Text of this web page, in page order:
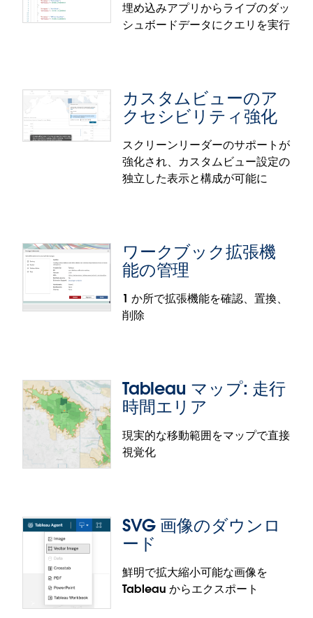
セマンティック検索 (パイロット版)
かりやすい言葉とビジネスコンセプトを使って適切
なダッシュボードやデータソース、ワークブックが
検索できます。この直感的な検索機能で既存のアセ
ットが見つけやすくなり、重複を防げるようになり
埋め込みアプリからライブのダッ
シュボードデータにクエリを実行
VizQL データサービス: ライブダッシ
ュボードクエリ
スの新しいライブダッシュボードクエリ機能で、埋
め込みアプリケーションから直接、Tableau ワーク
ブックのデータソース (埋め込みデータソースを含
む) にクエリを実行することができます。まず、埋め
込み API の新しいメソッドが、ユーザーのアクティ
データが返されます。これにより、カスタムのエー
ジェント型エクスペリエンスや、AI を活用した質問
と回答のインターフェイスのほか、セッションを認
識したライブの Tableau データを利用する高度に統
合されたアプリケーションも構築することができま
す。
機能は、Tableau Cloud と Tableau Server で一般
提供されます。
カスタムビューのア
クセシビリティ強化
スクリーンリーダーのサポートが
強化され、カスタムビュー設定の
独立した表示と構成が可能に
カスタムビューのアクセシビリティ強
エンスを確保するために、重要な構成オプションで
スクリーンリーダーをサポートすることが可能で
す。キーボードフォーカス時に、設定の既定値や共
有ビューの説明テキストが読み上げられるようにな
り、個人データの意図しない流出が防げます。
ます。
ワークブック拡張機
能の管理
1 か所で拡張機能を確認、置換、
削除
ワークブック拡張機能の管理
難しくなる場合があります。ワークブック拡張機能
の管理機能を使用すると、ワークブックで使われて
いるあらゆるダッシュボード拡張機能や Viz 拡張機能
を一元的に確認、削除、置換できます。Tableau
Exchange で取得した拡張機能、社内向けに開発し
た拡張機能、ライセンスを取得したパートナーソリ
Tableau マップ: 走行
時間エリア
現実的な移動範囲をマップで直接
視覚化
Tableau マップ: 走行時間エリア
SVG 画像のダウンロ
ード
鮮明で拡大縮小可能な画像を
Tableau からエクスポート